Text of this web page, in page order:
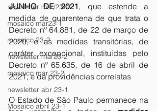
newsletter mar/23-1
mosaico mar23-1
mosaico 23-2
newsletter mar23-2
mosaico mar 23-2
newsletter abr 23-1
Mosaico abril 23-1
JUNHO DE 2021, que estende a
medida de quarentena de que trata o
Decreto nº 64.881, de 22 de março de
2020, e as medidas transitórias, de
caráter excepcional, instituídas pelo
Decreto nº 65.635, de 16 de abril de
2021, e dá providências correlatas
O Estado de São Paulo permanece na